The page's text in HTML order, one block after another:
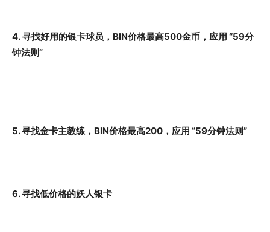
4. 寻找好用的银卡球员，BIN价格最高500金币，应用 “59分
钟法则”
5. 寻找金卡主教练，BIN价格最高200，应用 “59分钟法则”
6. 寻找低价格的妖人银卡